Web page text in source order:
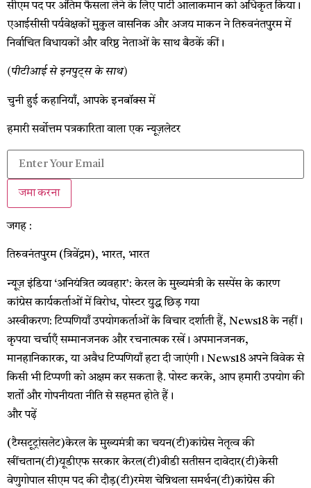
सीएम पद पर अंतिम फैसला लेने के लिए पार्टी आलाकमान को अधिकृत किया।
एआईसीसी पर्यवेक्षकों मुकुल वासनिक और अजय माकन ने तिरुवनंतपुरम में
निर्वाचित विधायकों और वरिष्ठ नेताओं के साथ बैठकें कीं।
(पीटीआई से इनपुट्स के साथ)
चुनी हुई कहानियाँ, आपके इनबॉक्स में
हमारी सर्वोत्तम पत्रकारिता वाला एक न्यूज़लेटर
जमा करना
जगह :
तिरुवनंतपुरम (त्रिवेंद्रम), भारत, भारत
न्यूज़ इंडिया ‘अनियंत्रित व्यवहार’: केरल के मुख्यमंत्री के सस्पेंस के कारण
कांग्रेस कार्यकर्ताओं में विरोध, पोस्टर युद्ध छिड़ गया
अस्वीकरण: टिप्पणियाँ उपयोगकर्ताओं के विचार दर्शाती हैं, News18 के नहीं।
कृपया चर्चाएँ सम्मानजनक और रचनात्मक रखें। अपमानजनक,
मानहानिकारक, या अवैध टिप्पणियाँ हटा दी जाएंगी। News18 अपने विवेक से
किसी भी टिप्पणी को अक्षम कर सकता है. पोस्ट करके, आप हमारी उपयोग की
शर्तों और गोपनीयता नीति से सहमत होते हैं।
और पढ़ें
(टैग्सटूट्रांसलेट)केरल के मुख्यमंत्री का चयन(टी)कांग्रेस नेतृत्व की
खींचतान(टी)यूडीएफ सरकार केरल(टी)वीडी सतीसन दावेदार(टी)केसी
वेणुगोपाल सीएम पद की दौड़(टी)रमेश चेन्निथला समर्थन(टी)कांग्रेस की